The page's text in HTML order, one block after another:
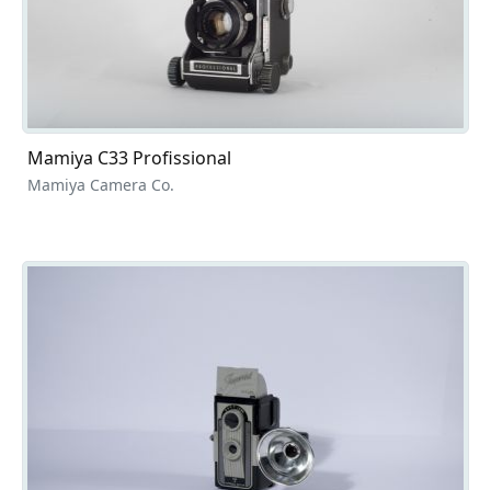
Mamiya C33 Profissional
Mamiya Camera Co.